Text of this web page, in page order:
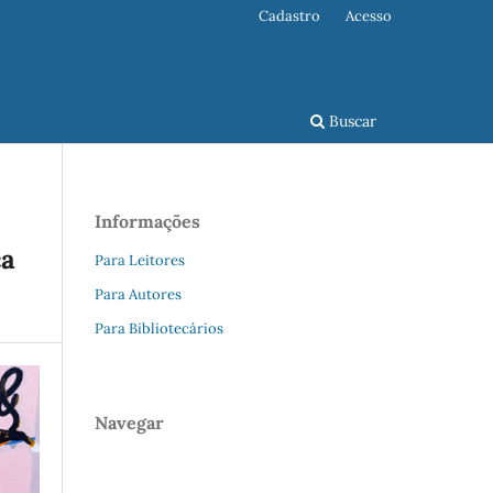
Buscar
Cadastro Acesso
Informações
Para Leitores
Para Autores
Para Bibliotecários
Navegar